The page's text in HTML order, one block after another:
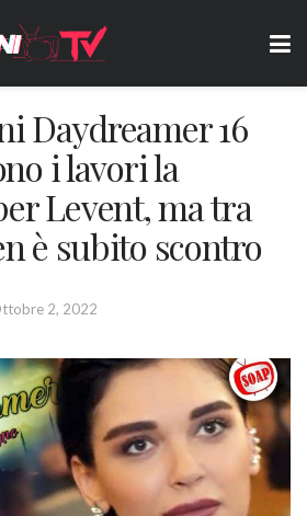
Daydreamer 16
i lavori la
Levent, ma tra
è subito scontro
2, 2022